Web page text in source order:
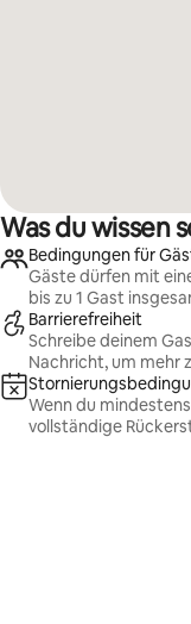
Was du wissen
Bedingungen für
Gäste dürfen mit
bis zu 1 Gast
Barrierefreiheit
Schreibe deinem
Nachricht, um mehr
Wenn du
vollständige